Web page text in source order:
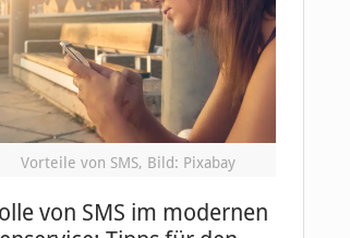
Vorteile von SMS, Bild: Pixabay
von SMS im modernen